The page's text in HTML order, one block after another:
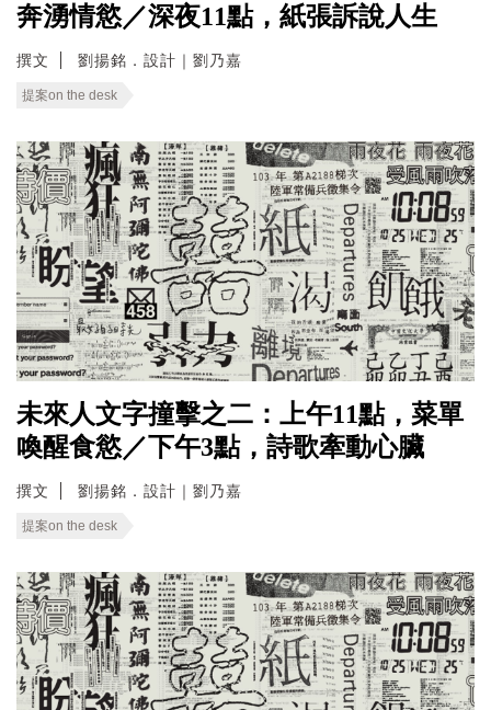
奔湧情慾／深夜11點，紙張訴說人生
撰文 劉揚銘．設計｜劉乃嘉
提案on the desk
未來人文字撞擊之二：上午11點，菜單
喚醒食慾／下午3點，詩歌牽動心臟
撰文 劉揚銘．設計｜劉乃嘉
提案on the desk